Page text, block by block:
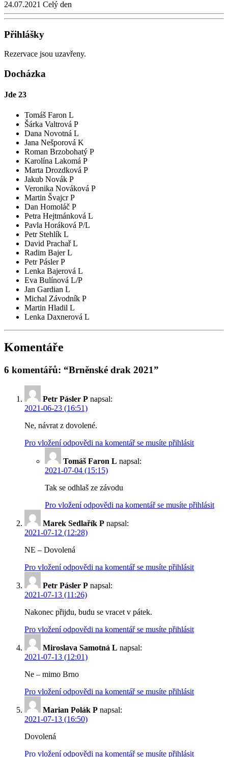
24.07.2021 Celý den
Přihlášky
Rezervace jsou uzavřeny.
Docházka
Jde 23
Tomáš Faron L
Šárka Valtrová P
Dana Novotná L
Jana Nešporová K
Roman Brzobohatý P
Karolína Lakomá P
Marta Drozdková P
Jakub Novák P
Veronika Nováková P
Martin Švajcr P
Dan Homoláč P
Petra Hejtmánková L
Pavla Horáková P/L
Petr Stehlík L
David Prachař L
Radim Bajer L
Petr Pásler P
Lenka Bajerová L
Eva Bulínová L/P
Jan Gardian L
Michal Závodník P
Martin Hladil L
Lenka Daxnerová L
Komentáře
6 komentářů: “Brněnské drak 2021”
Petr Pásler P napsal:
2021-06-23 (16:51)
Ne, návrat z dovolené.
Pro vložení odpovědi na komentář se musíte přihlásit
Tomáš Faron L napsal:
2021-07-04 (15:15)
Tak se odhlaš ze závodu
Pro vložení odpovědi na komentář se musíte přihlásit
Marek Sedlařík P napsal:
2021-07-12 (12:28)
NE – Dovolená
Pro vložení odpovědi na komentář se musíte přihlásit
Petr Pásler P napsal:
2021-07-13 (11:26)
Nakonec přijdu, budu se vracet v pátek.
Pro vložení odpovědi na komentář se musíte přihlásit
Miroslava Samotná L napsal:
2021-07-13 (12:01)
Ne – mimo Brno
Pro vložení odpovědi na komentář se musíte přihlásit
Marian Polák P napsal:
2021-07-13 (16:50)
Dovolená
Pro vložení odpovědi na komentář se musíte přihlásit